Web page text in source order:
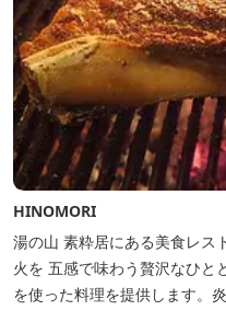
HINOMORI
湯の山 素粋居にある美食レストラン 宝のような食材と
火を 五感で味わう贅沢なひととき HINOMORIは薪や炭など
を使った料理を提供します。